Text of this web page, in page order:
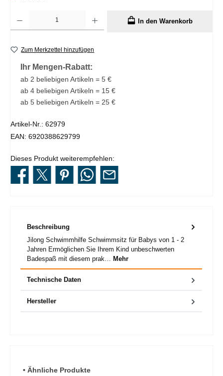
In den Warenkorb
Zum Merkzettel hinzufügen
Ihr Mengen-Rabatt:
ab 2 beliebigen Artikeln = 5 €
ab 4 beliebigen Artikeln = 15 €
ab 5 beliebigen Artikeln = 25 €
Artikel-Nr.: 62979
EAN: 6920388629799
Dieses Produkt weiterempfehlen:
Beschreibung
Jilong Schwimmhilfe Schwimmsitz für Babys von 1 - 2
Jahren Ermöglichen Sie Ihrem Kind unbeschwerten
Badespaß mit diesem prak… Mehr
Technische Daten
Hersteller
Produktgalerie überspringen
• Ähnliche Produkte